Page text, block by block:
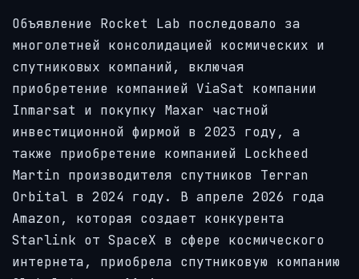
Объявление Rocket Lab последовало за
многолетней консолидацией космических и
спутниковых компаний, включая
приобретение компанией ViaSat компании
Inmarsat и покупку Maxar частной
инвестиционной фирмой в 2023 году, а
также приобретение компанией Lockheed
Martin производителя спутников Terran
Orbital в 2024 году. В апреле 2026 года
Amazon, которая создает конкурента
Starlink от SpaceX в сфере космического
интернета, приобрела спутниковую компанию